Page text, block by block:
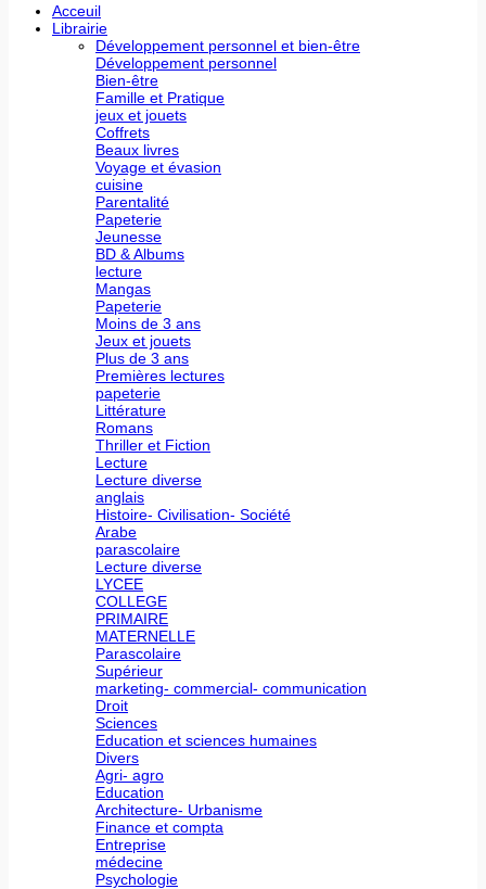
Acceuil
Librairie
Développement personnel et bien-être
Développement personnel
Bien-être
Famille et Pratique
jeux et jouets
Coffrets
Beaux livres
Voyage et évasion
cuisine
Parentalité
Papeterie
Jeunesse
BD & Albums
lecture
Mangas
Papeterie
Moins de 3 ans
Jeux et jouets
Plus de 3 ans
Premières lectures
papeterie
Littérature
Romans
Thriller et Fiction
Lecture
Lecture diverse
anglais
Histoire- Civilisation- Société
Arabe
parascolaire
Lecture diverse
LYCEE
COLLEGE
PRIMAIRE
MATERNELLE
Parascolaire
Supérieur
marketing- commercial- communication
Droit
Sciences
Education et sciences humaines
Divers
Agri- agro
Education
Architecture- Urbanisme
Finance et compta
Entreprise
médecine
Psychologie